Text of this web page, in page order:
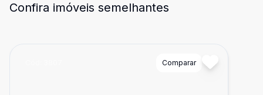
Confira imóveis semelhantes
Comparar